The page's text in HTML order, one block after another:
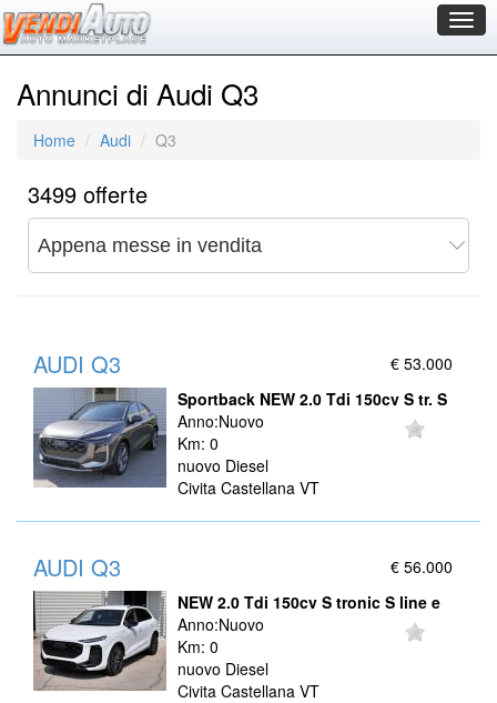
Annunci di Audi Q3
Home Audi Q3
3499 offerte
€ 53.000
AUDI Q3
Sportback NEW 2.0 Tdi 150cv S tr. S
Anno:Nuovo
Km: 0
nuovo Diesel
Civita Castellana VT
€ 56.000
AUDI Q3
NEW 2.0 Tdi 150cv S tronic S line e
Anno:Nuovo
Km: 0
nuovo Diesel
Civita Castellana VT